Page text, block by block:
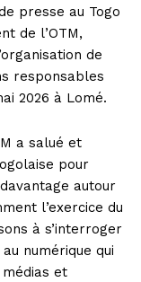
presse au Togo
de l’OTM,
de
responsables
2026 à Lomé.
a salué et
pour
autour
l’exercice du
à s’interroger
numérique qui
médias et